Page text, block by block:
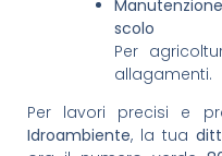
scolo
Per
allagamenti.
Per lavori precisi e
Idroambiente, la tua